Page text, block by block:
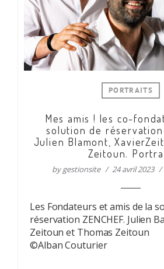
PORTRAITS
Mes amis ! les co-
solution de réservation
Julien Blamont,
Zeitoun.
bygestionsite 24 avril 2023
Les Fondateurs et amis de la
réservation ZENCHEF. Julien
Zeitoun et Thomas Zeitoun
©Alban Couturier